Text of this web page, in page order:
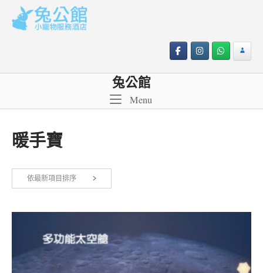
content
兔公館
MenuMenu
暖手寶
依最新項目排序
項
序